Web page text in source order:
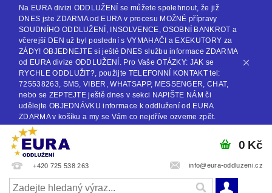
Na EURA divizi ODDLUŽENÍ se můžete spolehnout, že již
DNES jste ZDARMA od EURA v procesu MOŽNÉ přípravy
SOUDNÍHO ODDLUŽENÍ, INSOLVENCE, OSOBNÍ BANKROT a
včerejší DEN už byl poslední s VYMAHAČI a EXEKUTORY za
ZÁDY! OBJEDNEJTE si ještě DNES službu informace ZDARMA
od EURA divize ODDLUŽENÍ. Pro Vaše OTÁZKY: JAK se
RYCHLE ODDLUŽIT?, použijte TELEFONNÍ KONTAKT tel:
725538263, SMS, VIBER, WHATSAPP, MESSENGER, CHAT,
nebo se ZEPTEJTE ještě dnes v sekci NAPIŠTE NÁM či
udělejte OBJEDNÁVKU informace k oddlužení od EURA
ZDARMA v košíku a my se Vám co nejdříve ozveme zpět.
+420 725 538 263 info@eura-oddluzeni.cz
0 Kč